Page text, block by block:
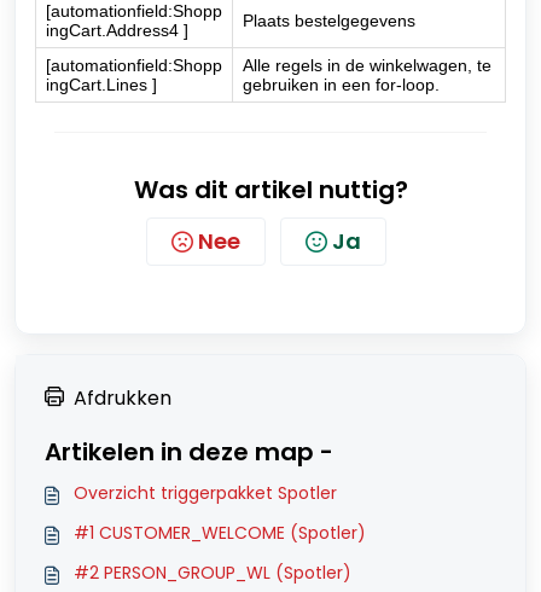
[automationfield:Shopp
ingCart.Address4 ]
Plaats bestelgegevens
[automationfield:Shopp
ingCart.Lines ]
Alle regels in de winkelwagen, te
gebruiken in een for-loop.
Was dit artikel nuttig?
Nee Ja
Afdrukken
Artikelen in deze map -
Overzicht triggerpakket Spotler
#1 CUSTOMER_WELCOME (Spotler)
#2 PERSON_GROUP_WL (Spotler)